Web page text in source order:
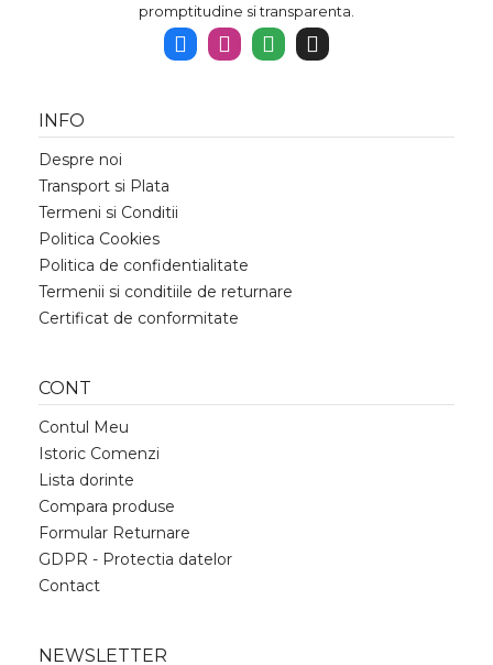
promptitudine si transparenta.
INFO
Despre noi
Transport si Plata
Termeni si Conditii
Politica Cookies
Politica de confidentialitate
Termenii si conditiile de returnare
Certificat de conformitate
CONT
Contul Meu
Istoric Comenzi
Lista dorinte
Compara produse
Formular Returnare
GDPR - Protectia datelor
Contact
NEWSLETTER